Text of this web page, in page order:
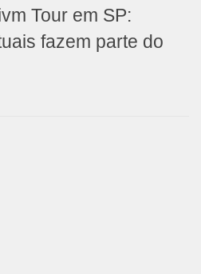
Tour em SP:
fazem parte do